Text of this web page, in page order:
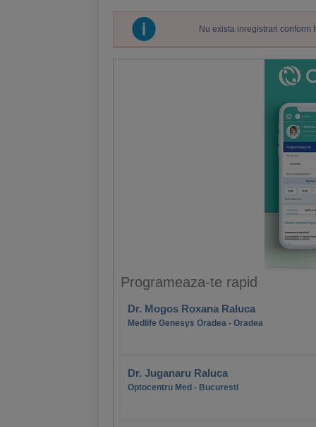
Nu exista inregistrari
Programeaza-te rapid
Dr. Mogos Roxana Raluca
Medlife Genesys Oradea - Oradea
Dr. Juganaru Raluca
Optocentru Med - Bucuresti